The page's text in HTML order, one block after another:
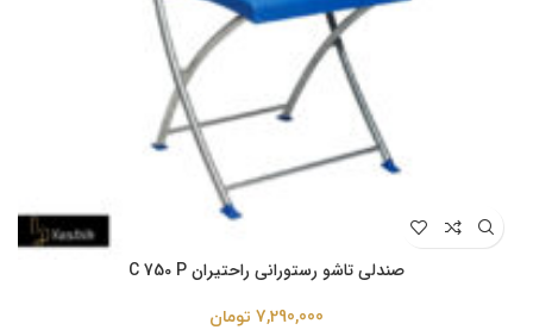
صندلی تاشو رستورانی راحتیران C 750 P
7,290,000 تومان